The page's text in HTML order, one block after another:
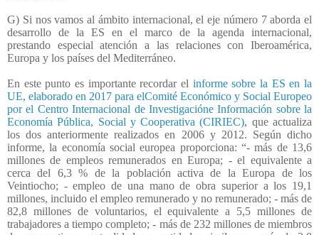
G) Si nos vamos al ámbito internacional, el eje número 7 aborda el
desarrollo de la ES en el marco de la agenda internacional,
prestando especial atención a las relaciones con Iberoamérica,
Europa y los países del Mediterráneo.
En este punto es importante recordar el informe sobre la ES en la
UE, elaborado en 2017 para elComité Económico y Social Europeo
por el Centro Internacional de Investigacióne Información sobre la
Economía Pública, Social y Cooperativa (CIRIEC), que actualiza
los dos anteriormente realizados en 2006 y 2012. Según dicho
informe, la economía social europea proporciona: “- más de 13,6
millones de empleos remunerados en Europa; - el equivalente a
cerca del 6,3 % de la población activa de la Europa de los
Veintiocho; - empleo de una mano de obra superior a los 19,1
millones, incluido el empleo remunerado y no remunerado; - más de
82,8 millones de voluntarios, el equivalente a 5,5 millones de
trabajadores a tiempo completo; - más de 232 millones de miembros